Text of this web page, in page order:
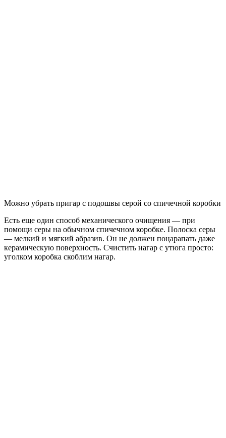
Можно убрать пригар с подошвы серой со спичечной коробки
Есть еще один способ механического очищения — при
помощи серы на обычном спичечном коробке. Полоска серы
— мелкий и мягкий абразив. Он не должен поцарапать даже
керамическую поверхность. Счистить нагар с утюга просто:
уголком коробка скоблим нагар.